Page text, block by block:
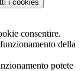
i cookies
consentire.
della
potete